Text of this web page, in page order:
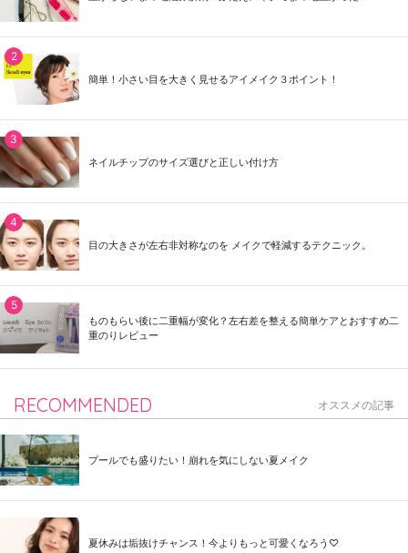
簡単！小さい目を大きく見せるアイメイク３ポイント！
ネイルチップのサイズ選びと正しい付け方
目の大きさが左右非対称なのを メイクで軽減するテクニック。
ものもらい後に二重幅が変化？左右差を整える簡単ケアとおすすめ二
重のりレビュー
RECOMMENDED オススメの記事
プールでも盛りたい！崩れを気にしない夏メイク
夏休みは垢抜けチャンス！今よりもっと可愛くなろう♡